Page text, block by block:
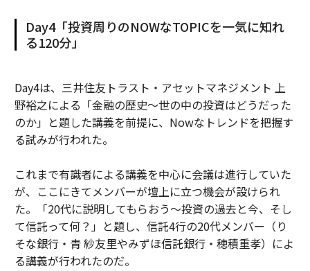
Day4「投資周りのNOWなTOPICを一気に知れ
る120分」
Day4は、三井住友トラスト・アセットマネジメント 上
野裕之による「金融の歴史～世の中の投資はどうだった
のか」と題した講義を前提に、Nowなトレンドを把握す
る試みが行われた。
これまで有識者による講義を中心に会議は進行していた
が、ここにきてメンバーが壇上に立つ機会が設けられ
た。「20代に説明してもらおう～投資の過去と今、そし
て信託って何？」と題し、信託4行の20代メンバー（り
そな銀行・青 紗友里やみずほ信託銀行・穂積重孝）によ
る講義が行われたのだ。